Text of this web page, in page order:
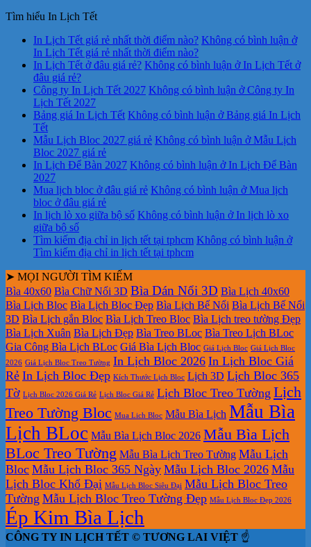
Tìm hiểu In Lịch Tết
In Lịch Tết giá rẻ nhất thời điểm nào? Không có bình luận ở
In Lịch Tết giá rẻ nhất thời điểm nào?
In Lịch Tết ở đâu giá rẻ? Không có bình luận ở In Lịch Tết ở
đâu giá rẻ?
Công ty In Lịch Tết 2027 Không có bình luận ở Công ty In
Lịch Tết 2027
Bảng giá In Lịch Tết Không có bình luận ở Bảng giá In Lịch
Tết
Mẫu Lịch Bloc 2027 giá rẻ Không có bình luận ở Mẫu Lịch
Bloc 2027 giá rẻ
In Lịch Để Bàn 2027 Không có bình luận ở In Lịch Để Bàn
2027
Mua lịch bloc ở đâu giá rẻ Không có bình luận ở Mua lịch
bloc ở đâu giá rẻ
In lịch lò xo giữa bộ số Không có bình luận ở In lịch lò xo
giữa bộ số
Tìm kiếm địa chỉ in lịch tết tại tphcm Không có bình luận ở
Tìm kiếm địa chỉ in lịch tết tại tphcm
➤ MỌI NGƯỜI TÌM KIẾM
Bìa 40x60 Bìa Chữ Nổi 3D Bìa Dán Nổi 3D Bìa Lịch 40x60
Bìa Lịch Bloc Bìa Lịch Bloc Đẹp Bìa Lịch Bế Nổi Bìa Lịch Bế Nổi
3D Bìa Lịch gắn Bloc Bìa Lịch Treo Bloc Bìa Lịch treo tường Đẹp
Bìa Lịch Xuân Bìa Lịch Đẹp Bìa Treo BLoc Bìa Treo Lịch BLoc
Gia Công Bìa Lịch BLoc Giá Bìa Lịch Bloc Giá Lịch Bloc Giá Lịch Bloc
2026 Giá Lịch Bloc Treo Tường In Lịch Bloc 2026 In Lịch Bloc Giá
Rẻ In Lịch Bloc Đẹp Kích Thước Lịch Bloc Lịch 3D Lịch Bloc 365
Tờ Lịch Bloc 2026 Giá Rẻ Lịch Bloc Giá Rẻ Lịch Bloc Treo Tường Lịch
Treo Tường Bloc Mua Lich Bloc Mẫu Bìa Lịch Mẫu Bìa
Lịch BLoc Mẫu Bìa Lịch Bloc 2026 Mẫu Bìa Lịch
BLoc Treo Tường Mẫu Bìa Lịch Treo Tường Mẫu Lịch
Bloc Mẫu Lịch Bloc 365 Ngày Mẫu Lịch Bloc 2026 Mẫu
Lịch Bloc Khổ Đại Mẫu Lịch Bloc Siêu Đại Mẫu Lịch Bloc Treo
Tường Mẫu Lịch Bloc Treo Tường Đẹp Mẫu Lịch Bloc Đẹp 2026
Ép Kim Bìa Lịch
CÔNG TY IN LỊCH TẾT © TƯƠNG LAI VIỆT ☝️